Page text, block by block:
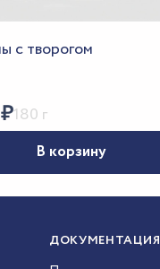
с творогом
₽180 г
В корзину
ДОКУМЕНТАЦИЯ